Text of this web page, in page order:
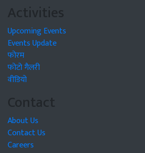
Activities
Upcoming Events
Events Update
फोरम
फोटो गैलरी
वीडियो
Contact
About Us
Contact Us
Careers